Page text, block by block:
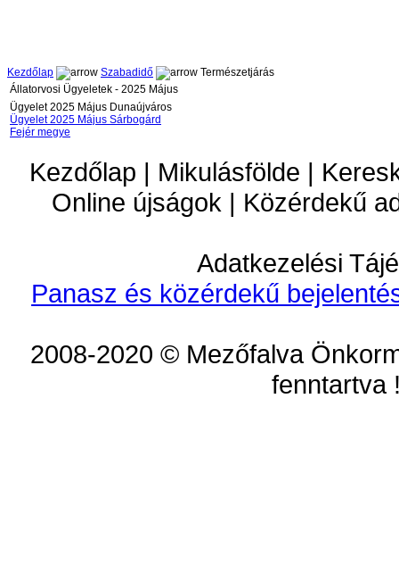
Kezdőlap Szabadidő
Természetjárás
Állatorvosi Ügyeletek - 2025 Május
Ügyelet 2025 Május Dunaújváros
Ügyelet 2025 Május Sárbogárd
Fejér megye
Kezdőlap | Mikulásfölde |
Online újságok | Közérdekű
Adatkezelési
Panasz és közérdekű
2008-2020 © Mezőfalva
fenntartva